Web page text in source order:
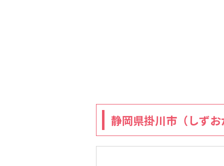
静岡県掛川市（しず